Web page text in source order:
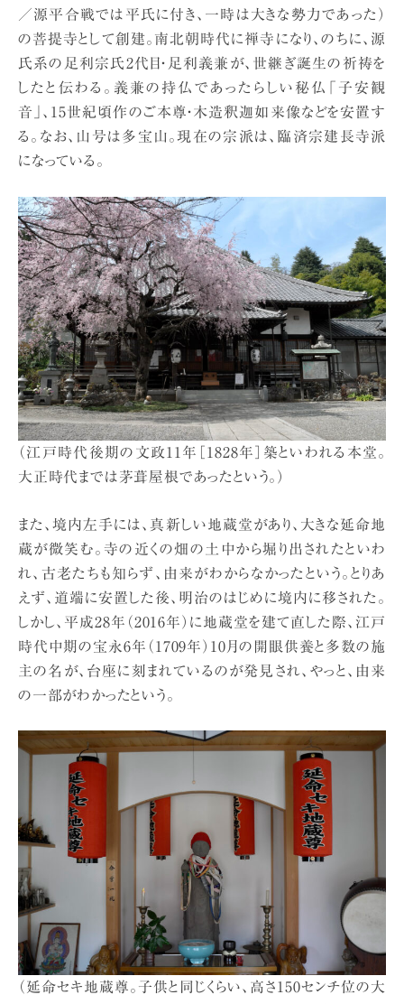
／源平合戦では平氏に付き、一時は大きな勢力であった）
の菩提寺として創建。南北朝時代に禅寺になり、のちに、源
氏系の足利宗氏2代目・足利義兼が、世継ぎ誕生の祈祷を
したと伝わる。義兼の持仏であったらしい秘仏「子安観
音」、15世紀頃作のご本尊・木造釈迦如来像などを安置す
る。なお、山号は多宝山。現在の宗派は、臨済宗建長寺派
になっている。
（江戸時代後期の文政11年［1828年］築といわれる本堂。
大正時代までは茅葺屋根であったという。）
また、境内左手には、真新しい地蔵堂があり、大きな延命地
蔵が微笑む。寺の近くの畑の土中から堀り出されたといわ
れ、古老たちも知らず、由来がわからなかったという。とりあ
えず、道端に安置した後、明治のはじめに境内に移された。
しかし、平成28年（2016年）に地蔵堂を建て直した際、江戸
時代中期の宝永6年（1709年）10月の開眼供養と多数の施
主の名が、台座に刻まれているのが発見され、やっと、由来
の一部がわかったという。
（延命セキ地蔵尊。子供と同じくらい、高さ150センチ位の大